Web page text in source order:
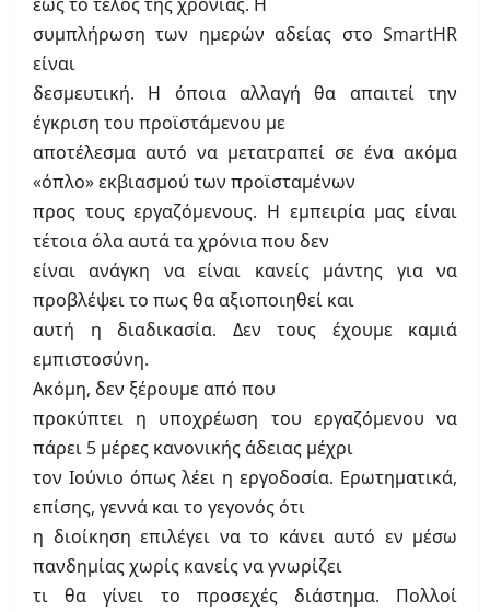
συμπλήρωση των ημερών αδείας στο SmartHR
είναι
δεσμευτική. Η όποια αλλαγή θα απαιτεί την
έγκριση του προϊστάμενου με
αποτέλεσμα αυτό να μετατραπεί σε ένα ακόμα
«όπλο» εκβιασμού των προϊσταμένων
προς τους εργαζόμενους. Η εμπειρία μας είναι
τέτοια όλα αυτά τα χρόνια που δεν
είναι ανάγκη να είναι κανείς μάντης για να
προβλέψει το πως θα αξιοποιηθεί και
αυτή η διαδικασία. Δεν τους έχουμε καμιά
εμπιστοσύνη.
Ακόμη, δεν ξέρουμε από που
προκύπτει η υποχρέωση του εργαζόμενου να
πάρει 5 μέρες κανονικής άδειας μέχρι
τον Ιούνιο όπως λέει η εργοδοσία. Ερωτηματικά,
επίσης, γεννά και το γεγονός ότι
η διοίκηση επιλέγει να το κάνει αυτό εν μέσω
πανδημίας χωρίς κανείς να γνωρίζει
τι θα γίνει το προσεχές διάστημα. Πολλοί